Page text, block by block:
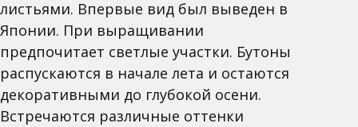
листьями. Впервые вид был выведен в
Японии. При выращивании
предпочитает светлые участки. Бутоны
распускаются в начале лета и остаются
декоративными до глубокой осени.
Встречаются различные оттенки